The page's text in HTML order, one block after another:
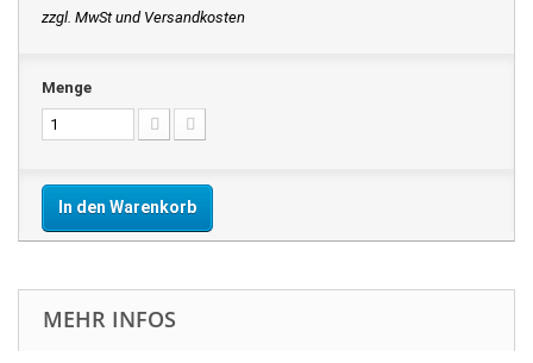
zzgl. MwSt und Versandkosten
Menge
In den Warenkorb
MEHR INFOS